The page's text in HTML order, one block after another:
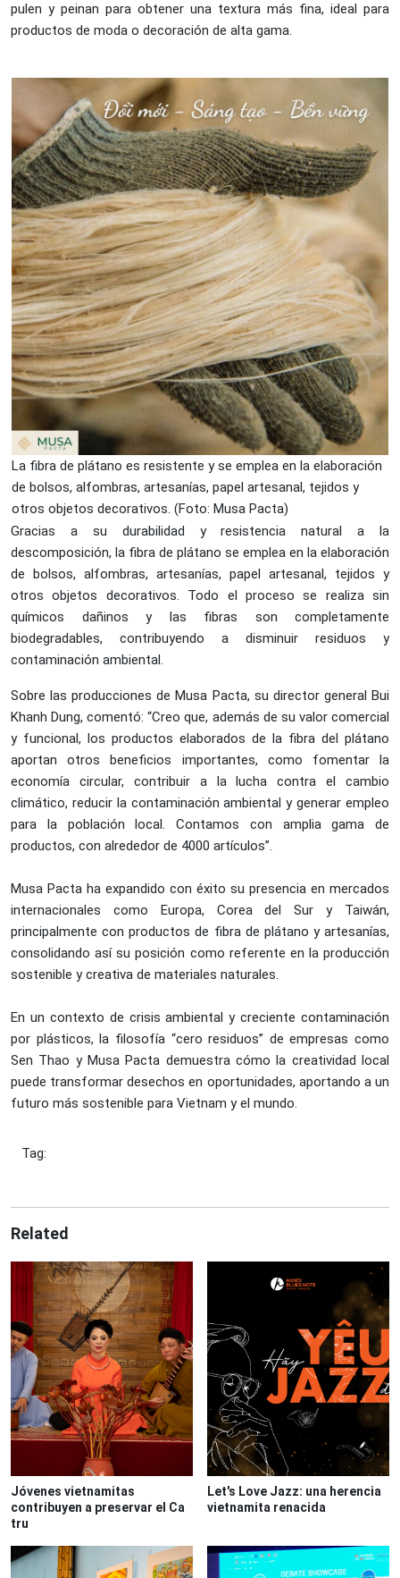
pulen y peinan para obtener una textura más fina, ideal para
productos de moda o decoración de alta gama.
La fibra de plátano es resistente y se emplea en la elaboración
de bolsos, alfombras, artesanías, papel artesanal, tejidos y
otros objetos decorativos. (Foto: Musa Pacta)
Gracias a su durabilidad y resistencia natural a la
descomposición, la fibra de plátano se emplea en la elaboración
de bolsos, alfombras, artesanías, papel artesanal, tejidos y
otros objetos decorativos. Todo el proceso se realiza sin
químicos dañinos y las fibras son completamente
biodegradables, contribuyendo a disminuir residuos y
contaminación ambiental.
Sobre las producciones de Musa Pacta, su director general Bui
Khanh Dung, comentó: “Creo que, además de su valor comercial
y funcional, los productos elaborados de la fibra del plátano
aportan otros beneficios importantes, como fomentar la
economía circular, contribuir a la lucha contra el cambio
climático, reducir la contaminación ambiental y generar empleo
para la población local. Contamos con amplia gama de
productos, con alrededor de 4000 artículos”.
Musa Pacta ha expandido con éxito su presencia en mercados
internacionales como Europa, Corea del Sur y Taiwán,
principalmente con productos de fibra de plátano y artesanías,
consolidando así su posición como referente en la producción
sostenible y creativa de materiales naturales.
En un contexto de crisis ambiental y creciente contaminación
por plásticos, la filosofía “cero residuos” de empresas como
Sen Thao y Musa Pacta demuestra cómo la creatividad local
puede transformar desechos en oportunidades, aportando a un
futuro más sostenible para Vietnam y el mundo.
Tag:
Related
Jóvenes vietnamitas
contribuyen a preservar el Ca
tru
Let's Love Jazz: una herencia
vietnamita renacida